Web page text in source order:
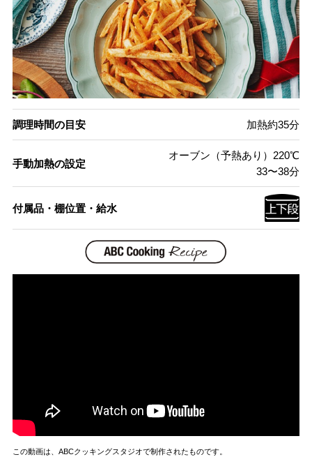
調理時間の目安 加熱約35分
手動加熱の設定
オーブン（予熱あり）220℃
33〜38分
付属品・棚位置・給水
この動画は、ABCクッキングスタジオで制作されたものです。